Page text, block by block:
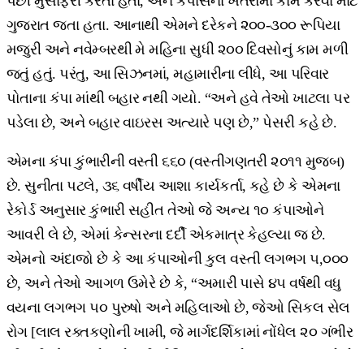
ગુજરાત જતા હતા. આનાથી એમને દરેકને ૨૦૦-૩૦૦ રૂપિયા
મજુરી અને નવેમ્બરથી મે મહિના સુધી ૨૦૦ દિવસોનું કામ મળી
જતું હતું. પરંતુ, આ સિઝનમાં, મહામારીના લીધે, આ પરિવાર
પોતાના કંપા માંથી બહાર નથી ગયો. “અને હવે તેઓ ખાટલા પર
પડેલા છે, અને બહાર વાઇરસ અત્યારે પણ છે,” પેસરી કહે છે.
એમના કંપા કુંભારીની વસ્તી ૬૬૦ (વસ્તીગણતરી ૨૦૧૧ મુજબ)
છે. સુનીતા પટલે, ૩૬ વર્ષીય આશા કાર્યકર્તા, કહે છે કે એમના
રેકોર્ડ અનુસાર કુંભારી સહીત તેઓ જે અન્ય ૧૦ કંપાઓને
આવરી લે છે, એમાં કેન્સરના દર્દી એકમાત્ર કેહલ્યા જ છે.
એમનો અંદાજો છે કે આ કંપાઓની કુલ વસ્તી લગભગ ૫,૦૦૦
છે, અને તેઓ આગળ ઉમેરે છે કે, “અમારી પાસે ૪૫ વર્ષથી વધુ
વયના લગભગ ૫૦ પુરુષો અને મહિલાઓ છે, જેઓ સિકલ સેલ
રોગ [લાલ રક્તકણોની ખામી, જે માર્ગદર્શિકામાં નોંધેલ ૨૦ ગંભીર